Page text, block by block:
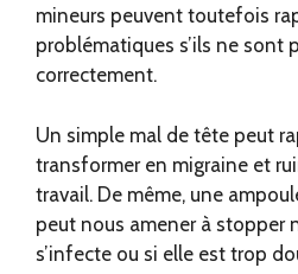
mineurs peuvent toutefois
problématiques s’ils ne sont
correctement.
Un simple mal de tête peut
transformer en migraine et
travail. De même, une
peut nous amener à stopper
s’infecte ou si elle est trop